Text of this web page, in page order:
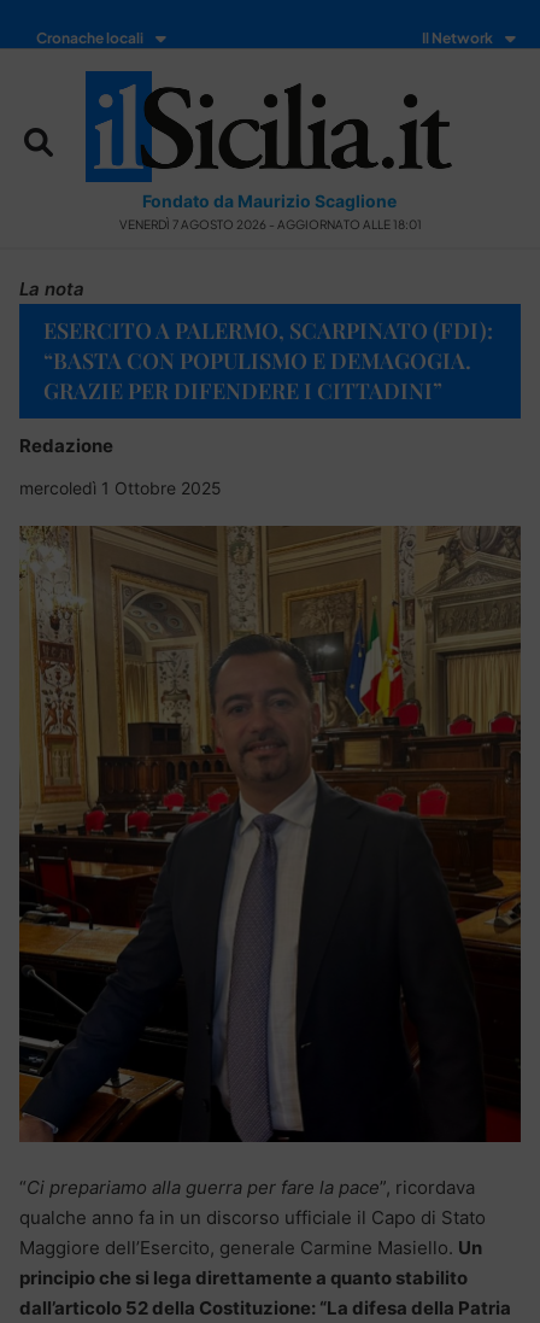
Cronache locali Il Network
Fondato da Maurizio Scaglione
VENERDÌ 7 AGOSTO 2026 - AGGIORNATO ALLE 18:01
La nota
ESERCITO A PALERMO, SCARPINATO (FDI):
“BASTA CON POPULISMO E DEMAGOGIA.
GRAZIE PER DIFENDERE I CITTADINI”
Redazione
mercoledì 1 Ottobre 2025
“Ci prepariamo alla guerra per fare la pace”, ricordava
qualche anno fa in un discorso ufficiale il Capo di Stato
Maggiore dell’Esercito, generale Carmine Masiello. Un
principio che si lega direttamente a quanto stabilito
dall’articolo 52 della Costituzione: “La difesa della Patria